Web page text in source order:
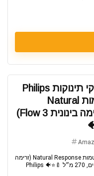
סט של 4 בקבוקי תינוקות Philips
Avent עם פטמות Natural
Response (זרימה בינונית Flow 3)
סט של 4 בקבוקי תינוקות Philips Avent עם פטמות Natural Response (זרימה
בינונית Flow 3) – דגם עם עיצוב סוסון ים וכוכב ים, 270 מ״ל 🍼⭐🐠 Philips